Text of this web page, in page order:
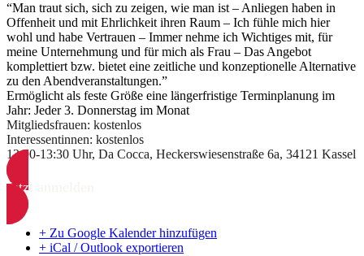
“Man traut sich, sich zu zeigen, wie man ist – Anliegen haben in
Offenheit und mit Ehrlichkeit ihren Raum – Ich fühle mich hier
wohl und habe Vertrauen – Immer nehme ich Wichtiges mit, für
meine Unternehmung und für mich als Frau – Das Angebot
komplettiert bzw. bietet eine zeitliche und konzeptionelle Alternative
zu den Abendveranstaltungen.”
Ermöglicht als feste Größe eine längerfristige Terminplanung im
Jahr: Jeder 3. Donnerstag im Monat
Mitgliedsfrauen: kostenlos
Interessentinnen: kostenlos
12:00-13:30 Uhr, Da Cocca, Heckerswiesenstraße 6a, 34121 Kassel
Jetzt anmelden
+ Zu Google Kalender hinzufügen
+ iCal / Outlook exportieren